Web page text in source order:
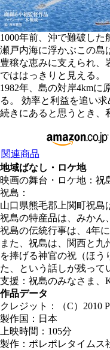
1000年前、沖で難破し
瀬戸内海に浮かぶこの島
豊穣な恵みに支えられ、
でははっきりと見える。
1982年、島の対岸4km
る。 効率と利益を追い
続きにあると思うとき、
関連商品
地域ばなし・ロケ地
映画の舞台・ロケ地：祝
祝島：
山口県熊毛郡上関町祝島
祝島の特産品は、みかん
祝島の伝統行事は、4年
また、祝島は、関西と
を捧げる神官の祝（ほ
た、という話しが残って
支援：祝島のみなさま、
作品データ
クレジット：（C）2010
製作国：日本
上映時間：105分
製作：ポレポレタイムス